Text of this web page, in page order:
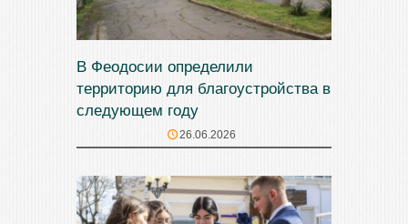
В Феодосии определили
территорию для благоустройства в
следующем году
26.06.2026